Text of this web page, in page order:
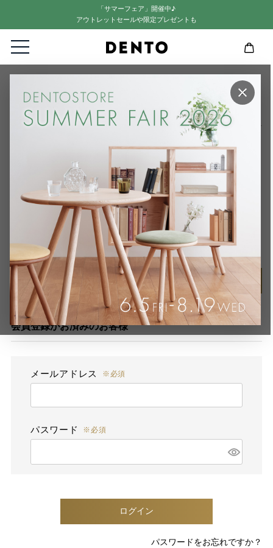
「サマーフェア」開催中♪
アウトレットセールや限定プレゼントも
×
ログイン
ゲストの方でもご記入できます。
【レビュー記入時のご注意】
他人の権利、利益、名誉などを損ねたり、法令に違反する内容を
投稿することはできませんのでご注意ください。
レビュー内容が不適切と判断した場合は、予告なく投稿を削除す
る場合がございます。
レビューを書く
会員登録がお済みのお客様
メールアドレス
パスワード
ログイン
パスワードをお忘れですか？